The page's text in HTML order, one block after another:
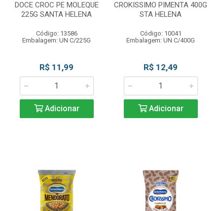
DOCE CROC PE MOLEQUE
225G SANTA HELENA
Código: 13586
Embalagem: UN C/225G
R$ 11,99
Adicionar
CROKISSIMO PIMENTA 400G
STA HELENA
Código: 10041
Embalagem: UN C/400G
R$ 12,49
Adicionar